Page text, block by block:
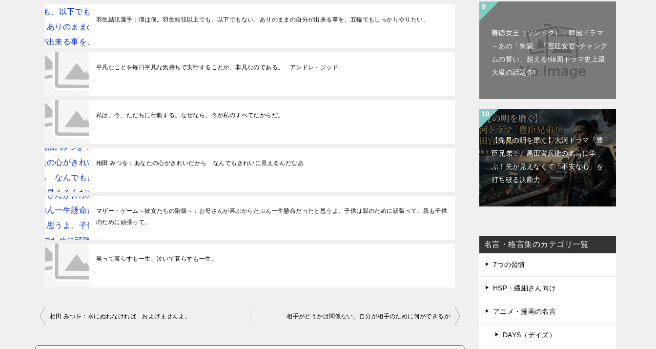
羽生結弦選手：僕は僕。羽生結弦以上でも、以下でもない。ありのままの自分が出来る事を、五輪でもしっかりやりたい。
平凡なことを毎日平凡な気持ちで実行することが、非凡なのである。 アンドレ・ジッド
私は、今、ただちに行動する。なぜなら、今が私のすべてだからだ。
相田 みつを：あなたの心がきれいだから なんでもきれいに見えるんだなあ
マザー・ゲーム～彼女たちの階級～：お母さんが喜ぶからたぶん一生懸命だったと思うよ。子供は親のために頑張って、親も子供
のために頑張って。
笑って暮らすも一生、泣いて暮らすも一生。
投稿ナビゲーション
相田 みつを：水にぬれなければ およげませんよ。 相手がどうかは関係ない、自分が相手のために何ができるか
善徳女王（ソンドク）：韓国ドラマ
～あの「朱蒙」「宮廷女官~チャング
ムの誓い」超える!韓国ドラマ史上最
大級の話題作!
【先見の明を磨く】大河ドラマ『豊
臣兄弟！』黒田官兵衛の名言に学
ぶ！先が見えなくて「不安な心」を
打ち破る決断力
名言・格言集のカテゴリ一覧
7つの習慣
HSP・繊細さん向け
アニメ・漫画の名言
DAYS（デイズ）